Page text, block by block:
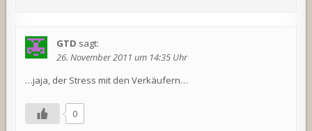
GTD sagt:
26. November 2011 um 14:35 Uhr
…jaja, der Stress mit den Verkäufern…
0